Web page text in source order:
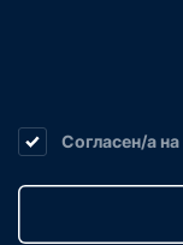
Согласен/а на